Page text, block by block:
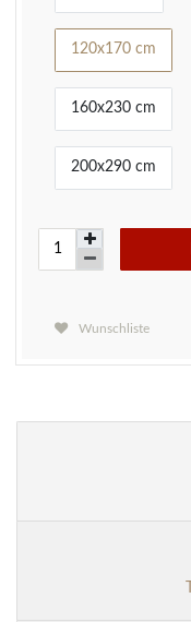
120x170 cm
160x230 cm
200x290 cm
Wunschliste